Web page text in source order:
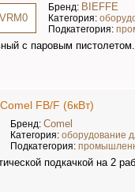
Бренд: BIEFFE
Категория:
Подкатегория:
с паровым
FB/F (6кВт)
Бренд:Comel
Категория:оборудование
Подкатегория:
подкачкой на 2